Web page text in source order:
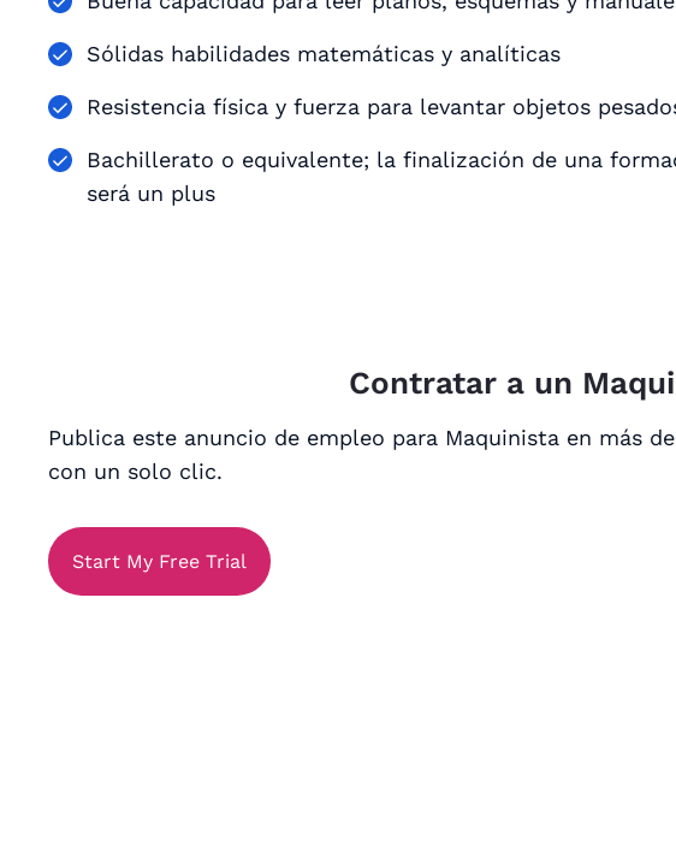
Sólidas habilidades matemáticas y analíticas
Resistencia física y fuerza para levantar objetos
Bachillerato o equivalente; la finalización de una
será un plus
Contratar a un
Publica este anuncio de empleo para Maquinista en más
con un solo clic.
Start My Free Trial